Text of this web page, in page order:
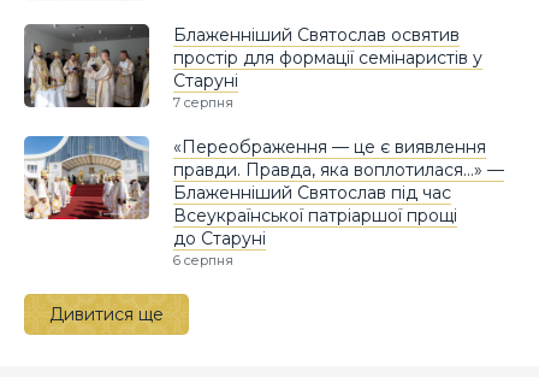
Блаженніший Святослав освятив
простір для формації семінаристів у
Старуні
7 серпня
«Переображення — це є виявлення
правди. Правда, яка воплотилася…» —
Блаженніший Святослав під час
Всеукраїнської патріаршої прощі
до Старуні
6 серпня
Дивитися ще